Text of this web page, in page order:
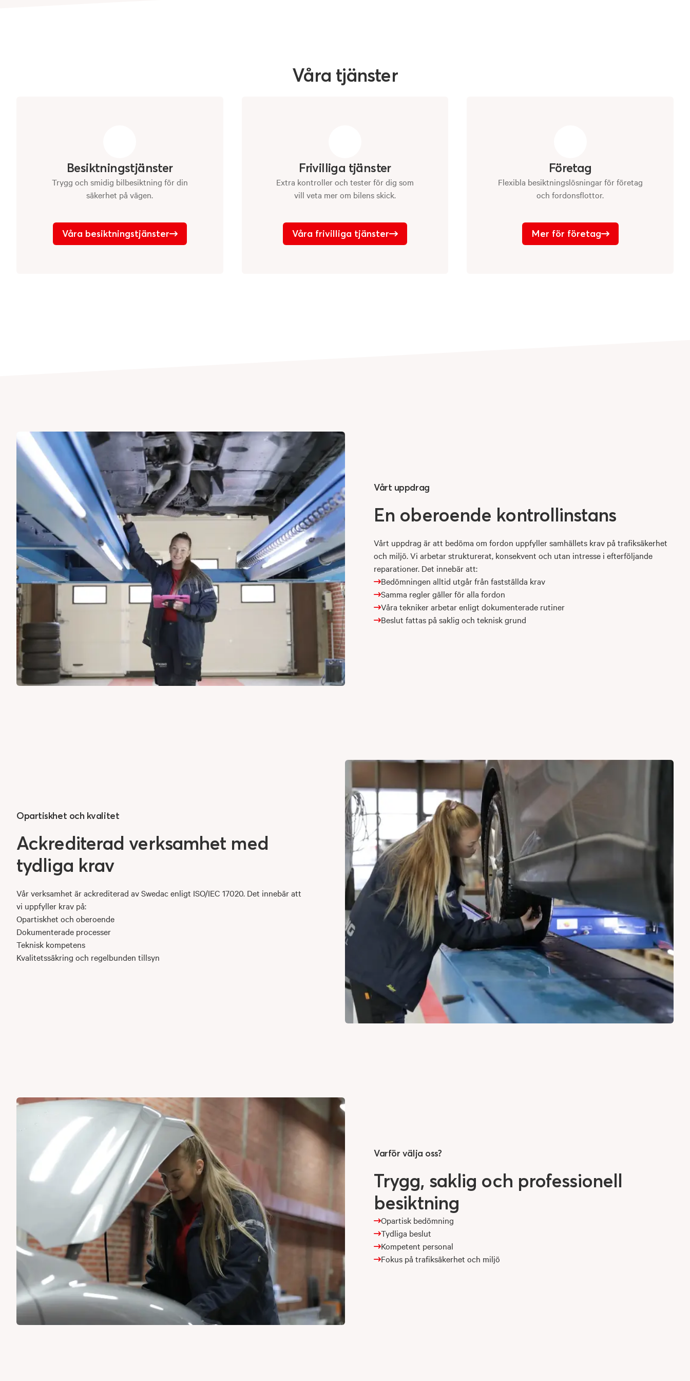
Våra tjänster
Besiktningstjänster
Trygg och smidig bilbesiktning för din
säkerhet på vägen.
Våra besiktningstjänster
Frivilliga tjänster
Extra kontroller och tester för dig som
vill veta mer om bilens skick.
Våra frivilliga tjänster
Företag
Flexibla besiktningslösningar för företag
och fordonsflottor.
Mer för företag
Vårt uppdrag
En oberoende kontrollinstans
Vårt uppdrag är att bedöma om fordon uppfyller samhällets krav på trafiksäkerhet
och miljö. Vi arbetar strukturerat, konsekvent och utan intresse i efterföljande
reparationer. Det innebär att:
Bedömningen alltid utgår från fastställda krav
Samma regler gäller för alla fordon
Våra tekniker arbetar enligt dokumenterade rutiner
Beslut fattas på saklig och teknisk grund
Opartiskhet och kvalitet
Ackrediterad verksamhet med
tydliga krav
Vår verksamhet är ackrediterad av Swedac enligt ISO/IEC 17020. Det innebär att
vi uppfyller krav på:
Opartiskhet och oberoende
Dokumenterade processer
Teknisk kompetens
Kvalitetssäkring och regelbunden tillsyn
Varför välja oss?
Trygg, saklig och professionell
besiktning
Opartisk bedömning
Tydliga beslut
Kompetent personal
Fokus på trafiksäkerhet och miljö